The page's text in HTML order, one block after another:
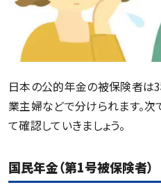
日本の公的年金の被保険者は3
業主婦などで分けられます。
て確認していきましょう。
国民年金（第1号被保険者）